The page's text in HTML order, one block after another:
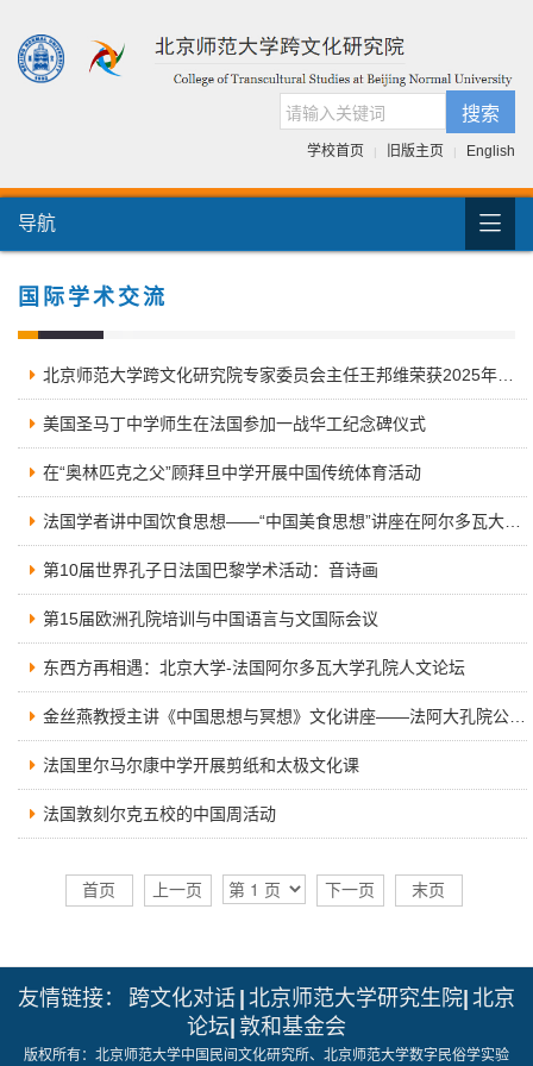
搜索
学校首页 | 旧版主页 | English
导航 
首页
国际交流
人才培养
科研项目
数字跨文化工作站
国际学术交流
北京师范大学跨文化研究院专家委员会主任王邦维荣获2025年度“汪德迈中国学奖”
美国圣马丁中学师生在法国参加一战华工纪念碑仪式
在“奥林匹克之父”顾拜旦中学开展中国传统体育活动
法国学者讲中国饮食思想——“中国美食思想”讲座在阿尔多瓦大学举办
第10届世界孔子日法国巴黎学术活动：音诗画
第15届欧洲孔院培训与中国语言与文国际会议
东西方再相遇：北京大学-法国阿尔多瓦大学孔院人文论坛
金丝燕教授主讲《中国思想与冥想》文化讲座——法阿大孔院公益活动
法国里尔马尔康中学开展剪纸和太极文化课
法国敦刻尔克五校的中国周活动
首页 上一页 下一页 末页
友情链接： 跨文化对话 北京师范大学研究生院 北京
论坛 敦和基金会
版权所有：北京师范大学中国民间文化研究所、北京师范大学数字民俗学实验